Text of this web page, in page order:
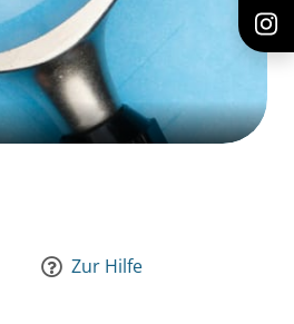
Zur Hilfe